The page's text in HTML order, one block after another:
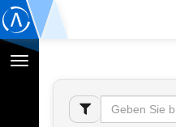
Navigation
umschalten